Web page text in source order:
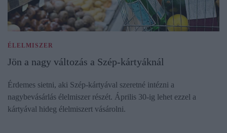
ÉLELMISZER
Jön a nagy változás a Szép-kártyáknál
Érdemes sietni, aki Szép-kártyával szeretné intézni a
nagybevásárlás élelmiszer részét. Április 30-ig lehet ezzel a
kártyával hideg élelmiszert vásárolni.